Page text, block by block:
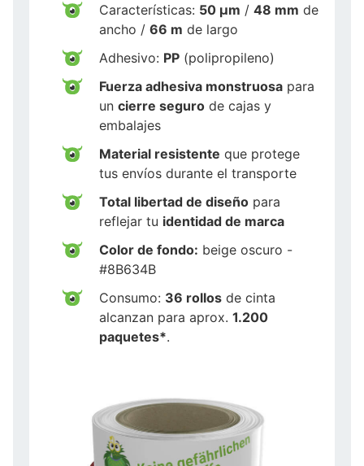
Características: 50 µm / 48 mm de
ancho / 66 m de largo
Adhesivo: PP (polipropileno)
Fuerza adhesiva monstruosa para
un cierre seguro de cajas y
embalajes
Material resistente que protege
tus envíos durante el transporte
Total libertad de diseño para
reflejar tu identidad de marca
Color de fondo: beige oscuro -
#8B634B
Consumo: 36 rollos de cinta
alcanzan para aprox. 1.200
paquetes*.